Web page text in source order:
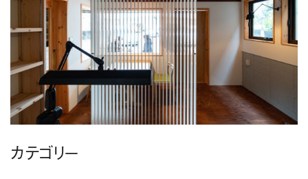
カテゴリー